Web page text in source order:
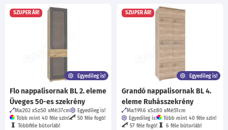
SZUPER ÁR!
Egyedileg is!
Flo nappalisornak BL 2. eleme
Üveges 50-es szekrény
Ma:202 Sz:50 Mé:37cm
Egyedileg is!
Több mint 40 féle szín!
50 féle fogó!
Többféle bútorláb!
SZUPER ÁR!
Egyedileg is!
Grandó nappalisornak BL 4.
eleme Ruhásszekrény
Ma:199.6 Sz:80 Mé:51cm
Egyedileg is!
Több mint 40 féle szín!
57 féle fogó!
6 féle bútorláb!